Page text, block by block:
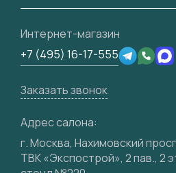
Техническая информация
Юридическая информация
Подготовка проемов
Сертификаты
Производство
Медиацентр
Видео
Карта сайта
Интернет-магазин
+7 (495) 16-17-555
Заказать звонок
Адрес салона:
г. Москва, Нахимовский
ТВК «Экспострой», 2 пав., 2